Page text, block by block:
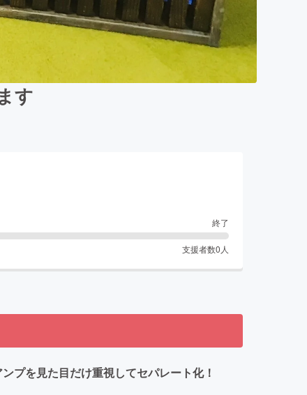
す
終了
支援者数0 人
プを見た目だけ重視してセパレート化！